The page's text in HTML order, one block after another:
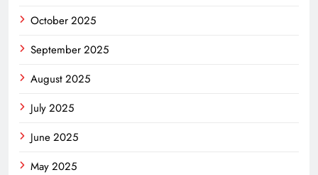
October 2025
September 2025
August 2025
July 2025
June 2025
May 2025